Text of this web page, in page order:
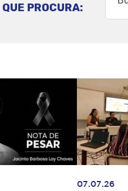
QUE PROCURA:
07.07.26